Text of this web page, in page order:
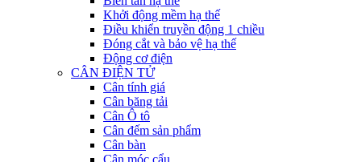
Khởi động mềm hạ thế
Điều khiển truyền động 1 chiều
Đóng cắt và bảo vệ hạ thế
Động cơ điện
CÂN ĐIỆN TỬ
Cân tính giá
Cân băng tải
Cân Ô tô
Cân đếm sản phẩm
Cân bàn
Cân móc cẩu